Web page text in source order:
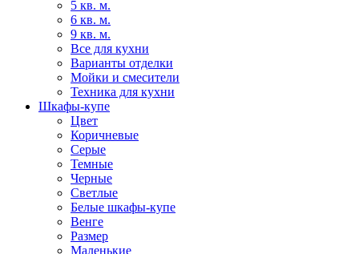
5 кв. м.
6 кв. м.
9 кв. м.
Все для кухни
Варианты отделки
Мойки и смесители
Техника для кухни
Шкафы-купе
Цвет
Коричневые
Серые
Темные
Черные
Светлые
Белые шкафы-купе
Венге
Размер
Маленькие